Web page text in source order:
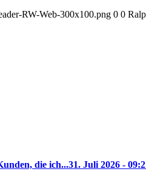
RW-Web-300x100.png 0 0
die ich...31. Juli 2026 -